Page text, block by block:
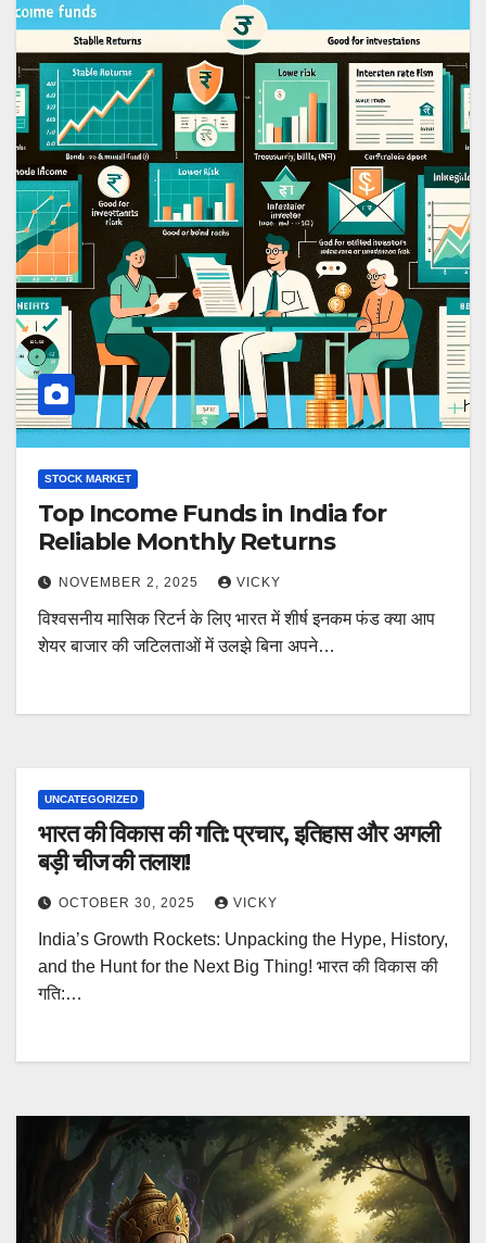
STOCK MARKET
Top Income Funds in India for
Reliable Monthly Returns
NOVEMBER 2, 2025 VICKY
विश्वसनीय मासिक रिटर्न के लिए भारत में शीर्ष इनकम फंड क्या आप
शेयर बाजार की जटिलताओं में उलझे बिना अपने…
UNCATEGORIZED
भारत की विकास की गति: प्रचार, इतिहास और अगली
बड़ी चीज की तलाश!
OCTOBER 30, 2025 VICKY
India’s Growth Rockets: Unpacking the Hype, History,
and the Hunt for the Next Big Thing! भारत की विकास की
गति:…